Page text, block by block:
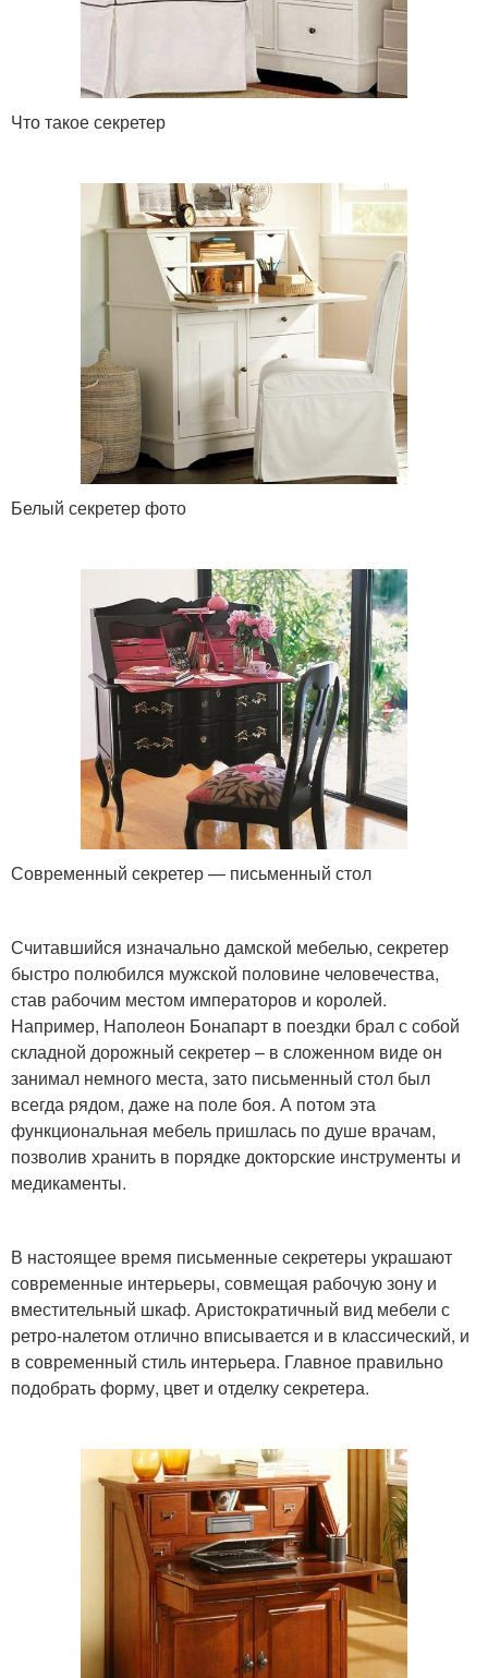
Что такое секретер
Белый секретер фото
Современный секретер — письменный стол
Считавшийся изначально дамской мебелью, секретер
быстро полюбился мужской половине человечества,
став рабочим местом императоров и королей.
Например, Наполеон Бонапарт в поездки брал с собой
складной дорожный секретер – в сложенном виде он
занимал немного места, зато письменный стол был
всегда рядом, даже на поле боя. А потом эта
функциональная мебель пришлась по душе врачам,
позволив хранить в порядке докторские инструменты и
медикаменты.
В настоящее время письменные секретеры украшают
современные интерьеры, совмещая рабочую зону и
вместительный шкаф. Аристократичный вид мебели с
ретро-налетом отлично вписывается и в классический, и
в современный стиль интерьера. Главное правильно
подобрать форму, цвет и отделку секретера.